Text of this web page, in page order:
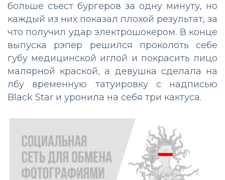
больше съест бургеров за одну минуту, но
каждый из них показал плохой результат, за
что получил удар электрошокером. В конце
выпуска рэпер решился проколоть себе
губу медицинской иглой и покрасить лицо
малярной краской, а девушка сделала на
лбу временную татуировку с надписью
Black Star и уронила на себя три кактуса.